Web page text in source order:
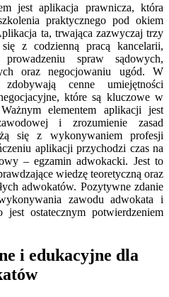
jest aplikacja prawnicza, która
praktycznego pod okiem
ta, trwająca zazwyczaj trzy
z codzienną pracą kancelarii,
spraw sądowych,
oraz negocjowaniu ugód. W
cenne umiejętności
które są kluczowe w
elementem aplikacji jest
i zrozumienie zasad
się z wykonywaniem profesji
aplikacji przychodzi czas na
– egzamin adwokacki. Jest to
wiedzę teoretyczną oraz
adwokatów. Pozytywne zdanie
zawodu adwokata i
ostatecznym potwierdzeniem
i edukacyjne dla